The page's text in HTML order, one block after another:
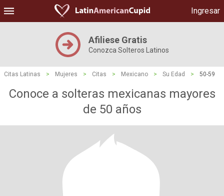
Ingresar
Afiliese Gratis
Conozca Solteros Latinos
Citas Latinas > Mujeres > Citas > Mexicano > Su Edad > 50-59
Conoce a solteras mexicanas mayores
de 50 años